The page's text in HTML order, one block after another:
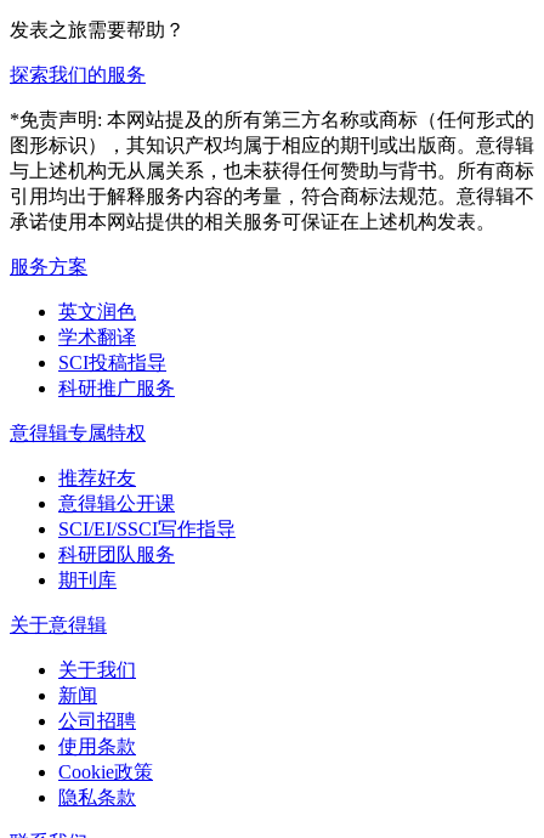
发表之旅需要帮助？
探索我们的服务
*免责声明: 本网站提及的所有第三方名称或商标（任何形式的
图形标识），其知识产权均属于相应的期刊或出版商。意得辑
与上述机构无从属关系，也未获得任何赞助与背书。所有商标
引用均出于解释服务内容的考量，符合商标法规范。意得辑不
承诺使用本网站提供的相关服务可保证在上述机构发表。
服务方案
英文润色
学术翻译
SCI投稿指导
科研推广服务
意得辑专属特权
推荐好友
意得辑公开课
SCI/EI/SSCI写作指导
科研团队服务
期刊库
关于意得辑
关于我们
新闻
公司招聘
使用条款
Cookie政策
隐私条款